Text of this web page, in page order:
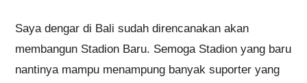
Saya dengar di Bali sudah direncanakan akan
membangun Stadion Baru. Semoga Stadion yang baru
nantinya mampu menampung banyak suporter yang